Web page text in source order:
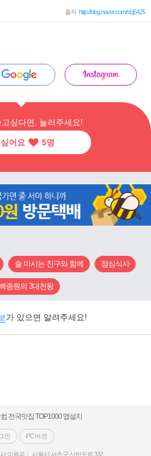
출처 http://blog.naver.com/sbj5425
싶다면, 눌러주세요!
어요 5명
술 마시는 친구와 함께 점심식사
백종원의 3대천왕
가 있으면 알려주세요!
전국맛집 TOP1000 앱설치
인 PC버전
이원우 서울시 서초구 신반포로 332